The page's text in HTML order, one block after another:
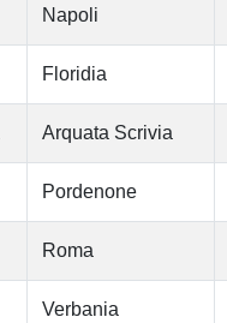
Napoli
Floridia
Arquata Scrivia
Pordenone
Roma
Verbania